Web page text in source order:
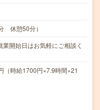
休憩50分）
開始日はお気軽にご相談く
時給1700円×7.9時間×21